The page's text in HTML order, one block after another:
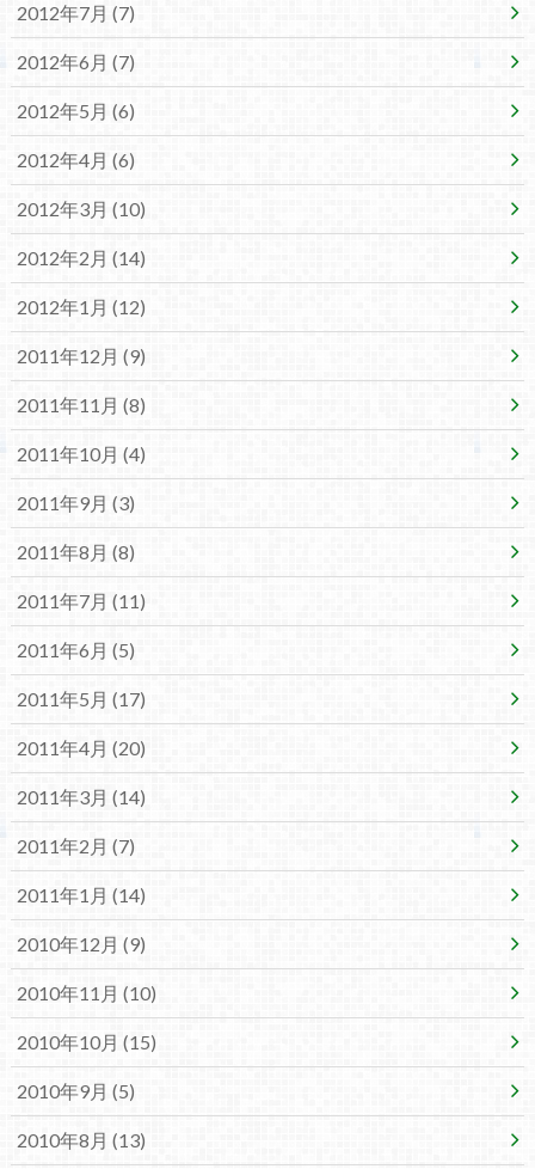
2012年7月 (7)
2012年6月 (7)
2012年5月 (6)
2012年4月 (6)
2012年3月 (10)
2012年2月 (14)
2012年1月 (12)
2011年12月 (9)
2011年11月 (8)
2011年10月 (4)
2011年9月 (3)
2011年8月 (8)
2011年7月 (11)
2011年6月 (5)
2011年5月 (17)
2011年4月 (20)
2011年3月 (14)
2011年2月 (7)
2011年1月 (14)
2010年12月 (9)
2010年11月 (10)
2010年10月 (15)
2010年9月 (5)
2010年8月 (13)